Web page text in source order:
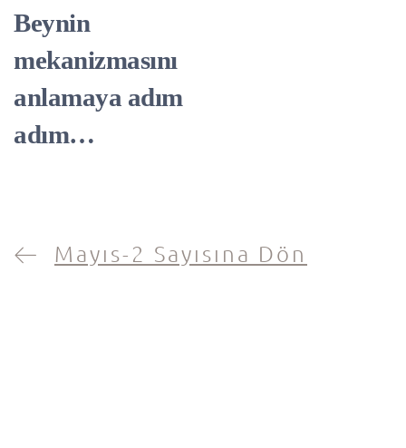
Beynin
mekanizmasını
anlamaya adım
adım…
Mayıs-2 Sayısına Dön